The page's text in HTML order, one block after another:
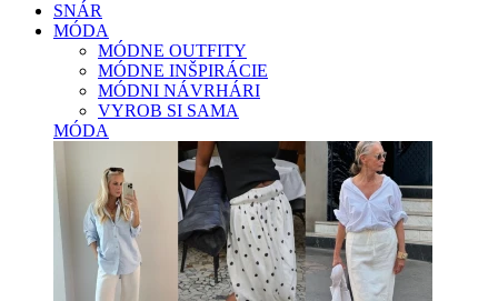
SNÁR
MÓDA
MÓDNE OUTFITY
MÓDNE INŠPIRÁCIE
MÓDNI NÁVRHÁRI
VYROB SI SAMA
MÓDA